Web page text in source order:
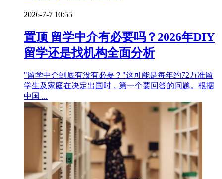
2026-7-7 10:55
置顶 留学中介有必要吗？2026年DIY
留学还是找机构全面分析
"留学中介到底有没有必要？"这可能是每年约72万准留
学生及家庭在决定出国时，第一个要回答的问题。根据
中国 ...